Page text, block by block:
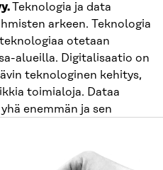
Teknologia ja data
arkeen. Teknologia
otetaan
alueilla. Digitalisaatio on
teknologinen kehitys,
toimialoja. Dataa
enemmän ja sen
pelisäännöistä, uuden